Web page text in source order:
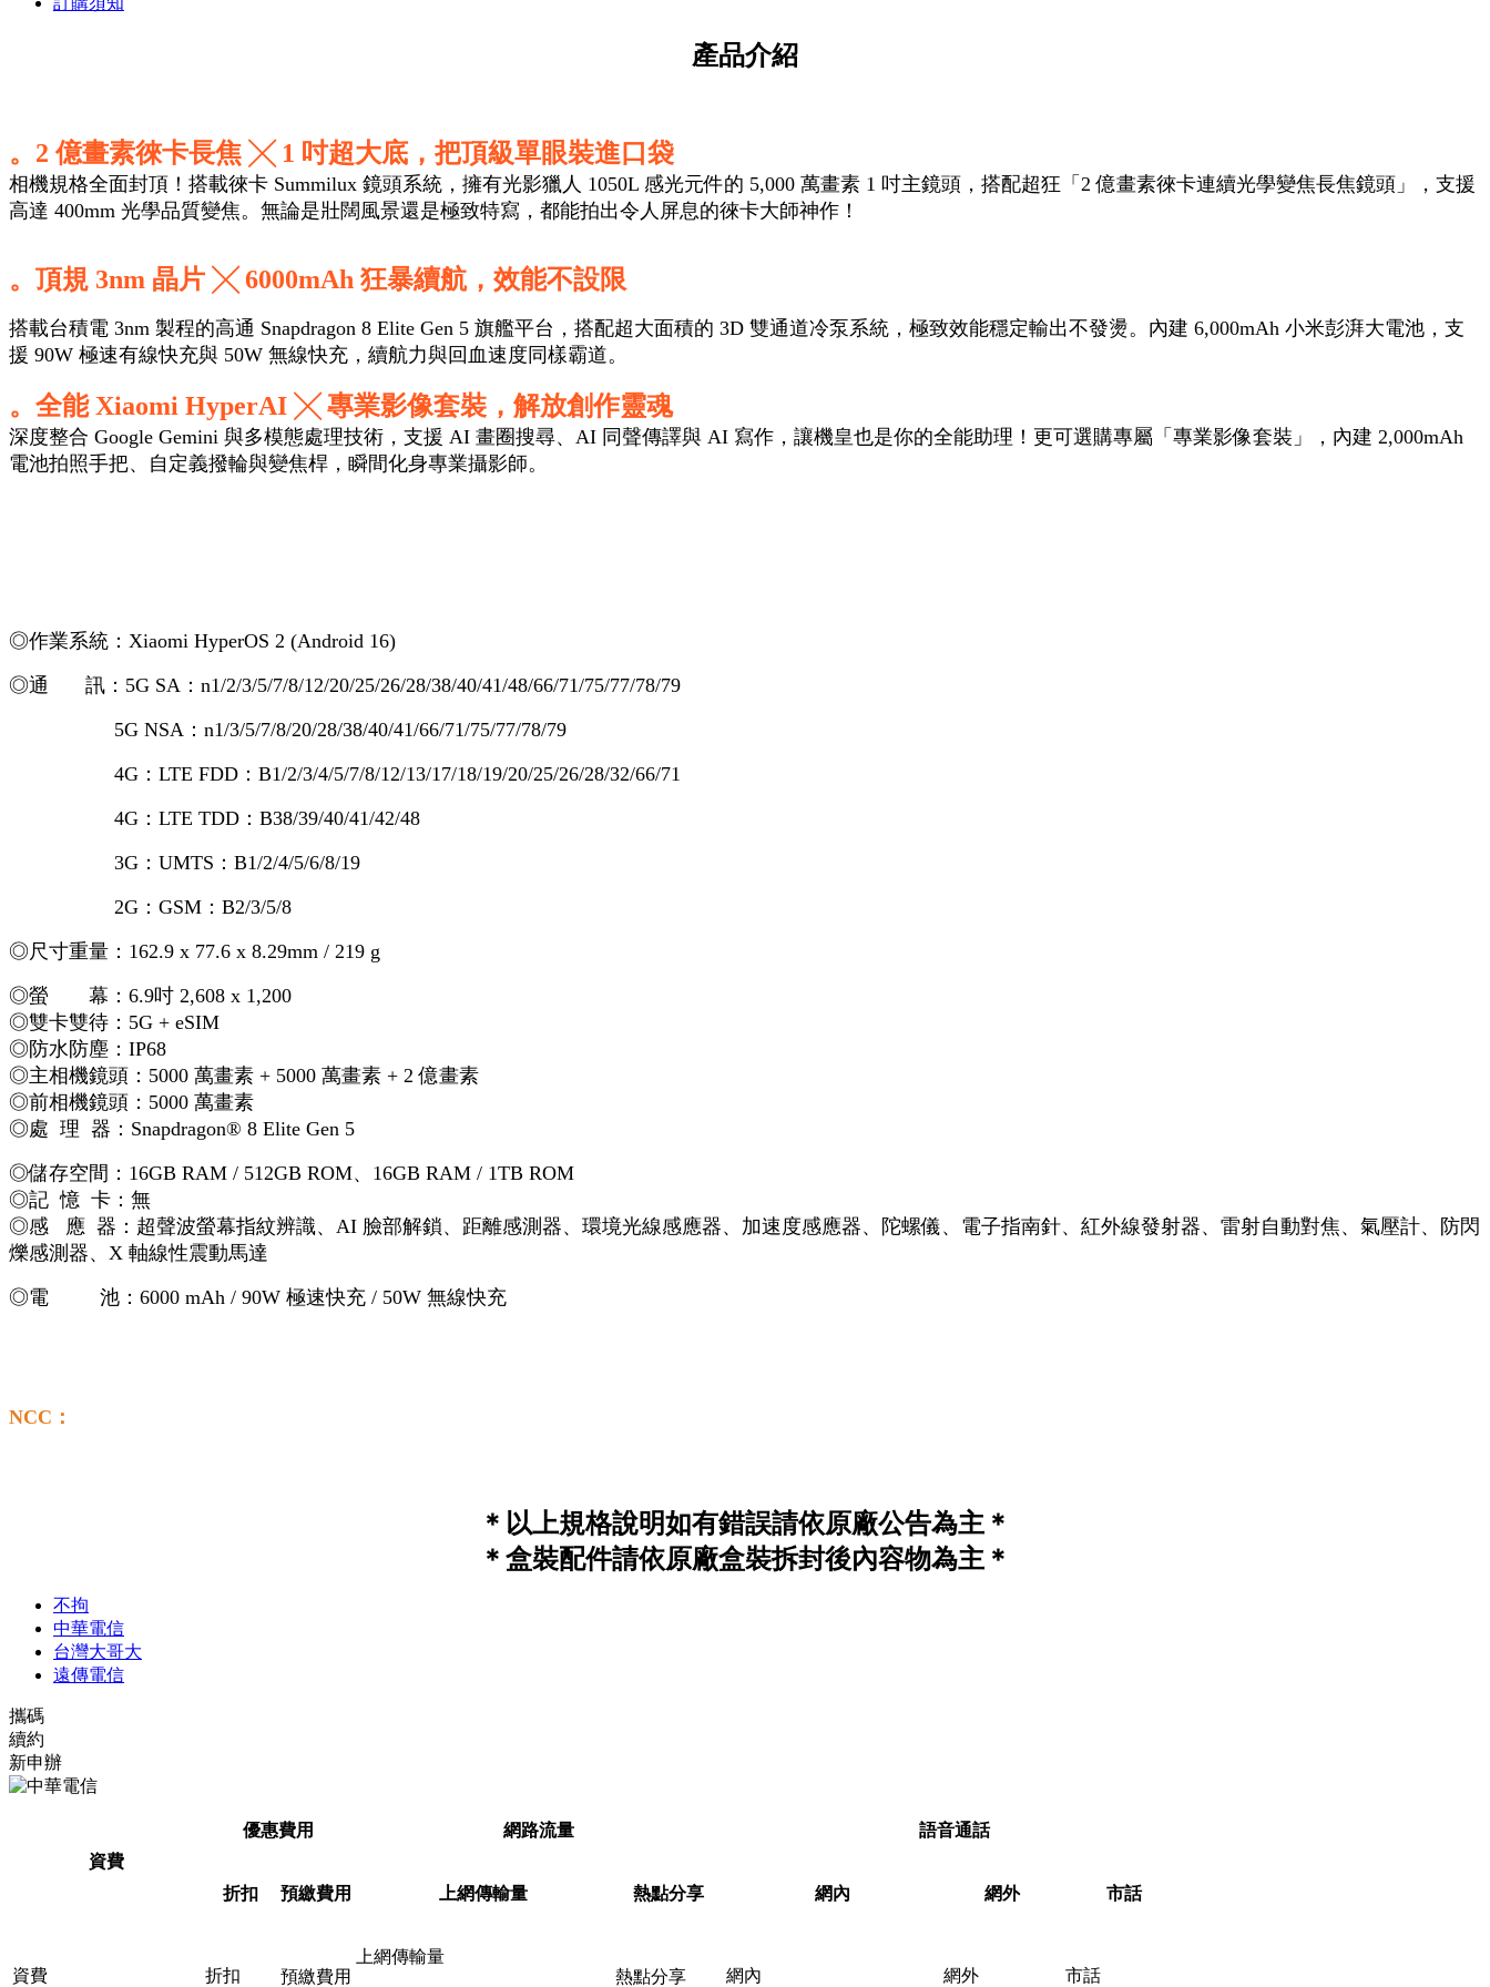
產品介紹
。2 億畫素徠卡長焦 ╳ 1 吋超大底，把頂級單眼裝進口袋
相機規格全面封頂！搭載徠卡 Summilux 鏡頭系統，擁有光影獵人 1050L 感光元件的 5,000 萬畫素 1 吋主鏡頭，搭配超狂「2 億畫素徠卡連續光學變焦長焦鏡頭」，支援
高達 400mm 光學品質變焦。無論是壯闊風景還是極致特寫，都能拍出令人屏息的徠卡大師神作！
。頂規 3nm 晶片 ╳ 6000mAh 狂暴續航，效能不設限
搭載台積電 3nm 製程的高通 Snapdragon 8 Elite Gen 5 旗艦平台，搭配超大面積的 3D 雙通道冷泵系統，極致效能穩定輸出不發燙。內建 6,000mAh 小米彭湃大電池，支
援 90W 極速有線快充與 50W 無線快充，續航力與回血速度同樣霸道。
。全能 Xiaomi HyperAI ╳ 專業影像套裝，解放創作靈魂
深度整合 Google Gemini 與多模態處理技術，支援 AI 畫圈搜尋、AI 同聲傳譯與 AI 寫作，讓機皇也是你的全能助理！更可選購專屬「專業影像套裝」，內建 2,000mAh
電池拍照手把、自定義撥輪與變焦桿，瞬間化身專業攝影師。
◎作業系統：Xiaomi HyperOS 2 (Android 16)
◎通 訊： 5G SA：n1/2/3/5/7/8/12/20/25/26/28/38/40/41/48/66/71/75/77/78/79
5G NSA：n1/3/5/7/8/20/28/38/40/41/66/71/75/77/78/79
4G：LTE FDD：B1/2/3/4/5/7/8/12/13/17/18/19/20/25/26/28/32/66/71
4G：LTE TDD：B38/39/40/41/42/48
3G：UMTS：B1/2/4/5/6/8/19
2G：GSM：B2/3/5/8
◎尺寸重量：162.9 x 77.6 x 8.29mm / 219 g
◎螢 幕：6.9吋 2,608 x 1,200
◎雙卡雙待：5G + eSIM
◎防水防塵：IP68
◎主相機鏡頭：5000 萬畫素 + 5000 萬畫素 + 2 億畫素
◎前相機鏡頭：5000 萬畫素
◎處 理 器：Snapdragon® 8 Elite Gen 5
◎儲存空間：16GB RAM / 512GB ROM、16GB RAM / 1TB ROM
◎記 憶 卡：無
◎感 應 器：超聲波螢幕指紋辨識、AI 臉部解鎖、距離感測器、環境光線感應器、加速度感應器、陀螺儀、電子指南針、紅外線發射器、雷射自動對焦、氣壓計、防閃
爍感測器、X 軸線性震動馬達
◎電 池：6000 mAh / 90W 極速快充 / 50W 無線快充
NCC：
＊以上規格說明如有錯誤請依原廠公告為主＊
＊盒裝配件請依原廠盒裝拆封後內容物為主＊
不拘
中華電信
台灣大哥大
遠傳電信
攜碼
續約
新申辦
資費
優惠費用 網路流量 語音通話
折扣 預繳費用 上網傳輸量 熱點分享 網內 網外 市話
資費 折扣 預繳費用
上網傳輸量
熱點分享 網內 網外 市話